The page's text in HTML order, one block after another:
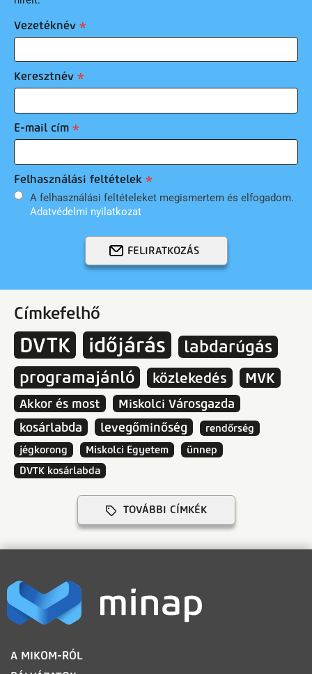
Vezetéknév
Keresztnév
E-mail cím
Felhasználási feltételek
A felhasználási feltételeket megismertem és elfogadom.
Adatvédelmi nyilatkozat
FELIRATKOZÁS
Címkefelhő
DVTK időjárás
labdarúgás
programajánló
közlekedés MVK
Akkor és most
Miskolci Városgazda
kosárlabda
levegőminőség
rendőrség
jégkorong
Miskolci Egyetem
ünnep
DVTK kosárlabda
TOVÁBBI CÍMKÉK
LÁBLÉC
A MIKOM-RÓL